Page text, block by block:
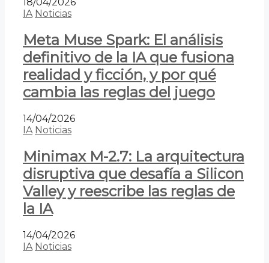
IA Noticias
Meta Muse Spark: El análisis
definitivo de la IA que fusiona
realidad y ficción, y por qué
cambia las reglas del juego
14/04/2026
IA Noticias
Minimax M-2.7: La arquitectura
disruptiva que desafía a Silicon
Valley y reescribe las reglas de
la IA
14/04/2026
IA Noticias